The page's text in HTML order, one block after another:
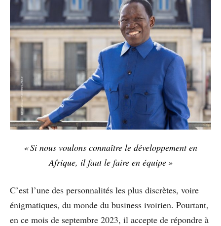
« Si nous voulons connaître le développement en
Afrique, il faut le faire en équipe »
C’est l’une des personnalités les plus discrètes, voire
énigmatiques, du monde du business ivoirien. Pourtant,
en ce mois de septembre 2023, il accepte de répondre à